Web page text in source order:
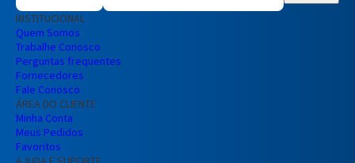
INSTITUCIONAL
Quem Somos
Trabalhe Conosco
Perguntas frequentes
Fornecedores
Fale Conosco
ÁREA DO CLIENTE
Minha Conta
Meus Pedidos
Favoritos